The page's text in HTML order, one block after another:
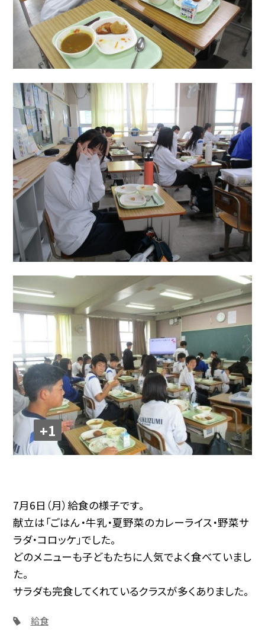
+1
7月6日（月）給食の様子です。
献立は「ごはん・牛乳・夏野菜のカレーライス・野菜サ
ラダ・コロッケ」でした。
どのメニューも子どもたちに人気でよく食べていまし
た。
サラダも完食してくれているクラスが多くありました。
給食